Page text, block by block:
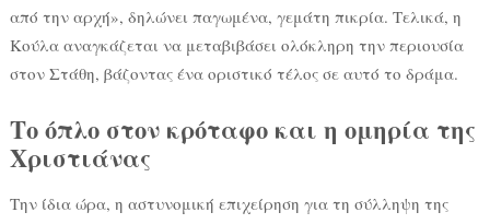
από την αρχή», δηλώνει παγωμένα, γεμάτη πικρία. Τελικά, η
Κούλα αναγκάζεται να μεταβιβάσει ολόκληρη την περιουσία
στον Στάθη, βάζοντας ένα οριστικό τέλος σε αυτό το δράμα.
Το όπλο στον κρόταφο και η ομηρία της
Χριστιάνας
Την ίδια ώρα, η αστυνομική επιχείρηση για τη σύλληψη της